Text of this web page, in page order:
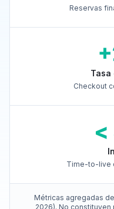
Reservas
Tasa
Checkout
<
Time-to-live
Métricas agregadas
2026). No